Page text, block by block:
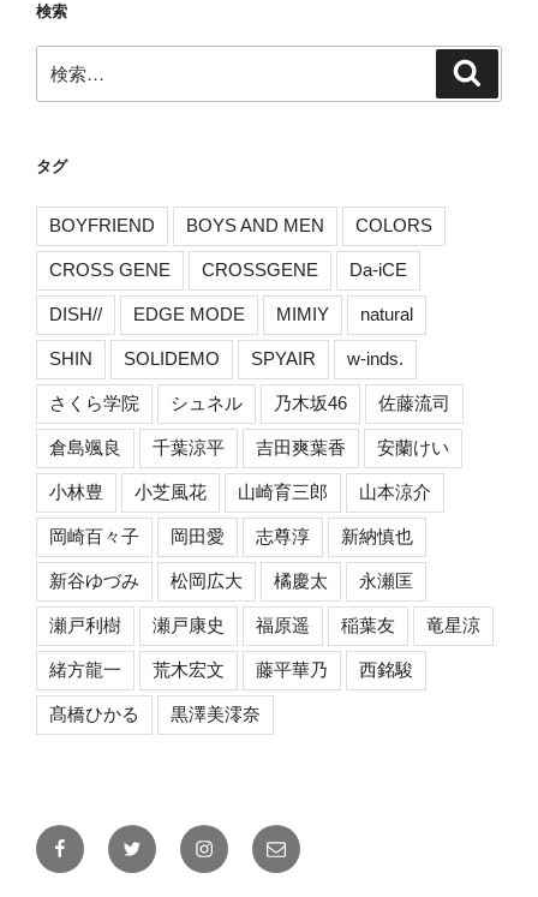
検索
索:
タグ
BOYFRIEND BOYS AND MEN COLORS
CROSS GENE CROSSGENE Da-iCE
DISH// EDGE MODE MIMIY natural
SHIN SOLIDEMO SPYAIR w-inds.
さくら学院 シュネル 乃木坂46 佐藤流司
倉島颯良 千葉涼平 吉田爽葉香 安蘭けい
小林豊 小芝風花 山崎育三郎 山本涼介
岡崎百々子 岡田愛 志尊淳 新納慎也
新谷ゆづみ 松岡広大 橘慶太 永瀬匡
瀬戸利樹 瀬戸康史 福原遥 稲葉友 竜星涼
緒方龍一 荒木宏文 藤平華乃 西銘駿
髙橋ひかる 黒澤美澪奈
FacebookTwitter Instagramメ
ー